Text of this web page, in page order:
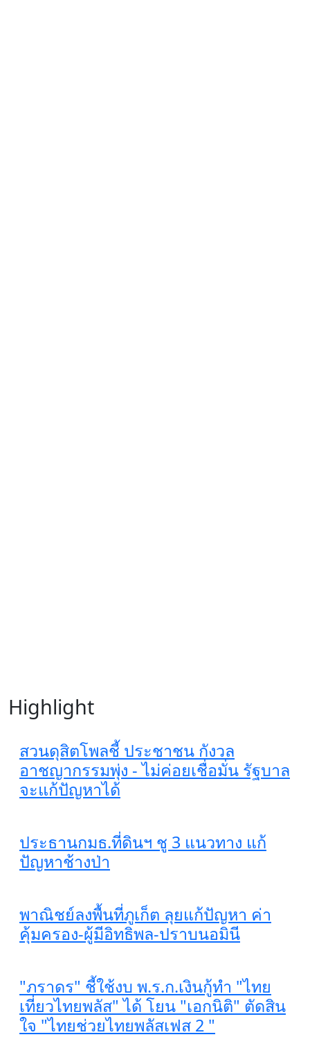
Highlight
สวนดุสิตโพลชี้ ประชาชน กังวล
อาชญากรรมพุ่ง - ไม่ค่อยเชื่อมั่น รัฐบาล
จะแก้ปัญหาได้
ประธานกมธ.ที่ดินฯ ชู 3 แนวทาง แก้
ปัญหาช้างป่า
พาณิชย์ลงพื้นที่ภูเก็ต ลุยแก้ปัญหา ค่า
คุ้มครอง-ผู้มีอิทธิพล-ปราบนอมินี
"ภราดร" ชี้ใช้งบ พ.ร.ก.เงินกู้ทำ "ไทย
เที่ยวไทยพลัส" ได้ โยน "เอกนิติ" ตัดสิน
ใจ "ไทยช่วยไทยพลัสเฟส 2 "